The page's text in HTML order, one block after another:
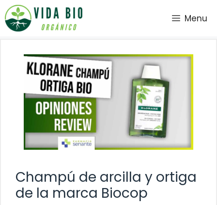
Saltar
al
contenido
Menu
Champú de arcilla y ortiga
de la marca Biocop